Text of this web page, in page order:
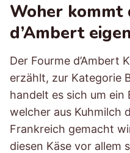
Woher kommt
d’Ambert
Der Fourme d’Ambert
erzählt, zur Kategorie
handelt es sich um ein
welcher aus Kuhmilch
Frankreich gemacht
diesen Käse vor allem